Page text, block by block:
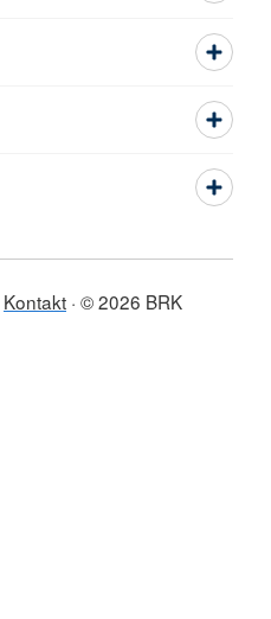
Kontakt © 2026 BRK